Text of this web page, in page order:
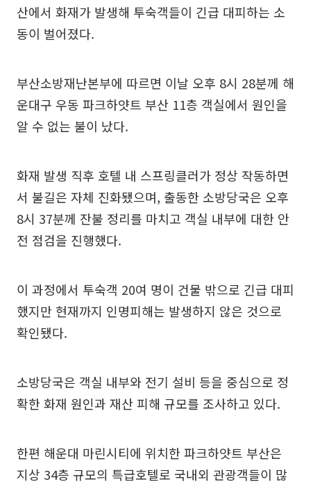
산에서 화재가 발생해 투숙객들이 긴급 대피하는 소
동이 벌어졌다.
부산소방재난본부에 따르면 이날 오후 8시 28분께 해
운대구 우동 파크하얏트 부산 11층 객실에서 원인을
알 수 없는 불이 났다.
화재 발생 직후 호텔 내 스프링클러가 정상 작동하면
서 불길은 자체 진화됐으며, 출동한 소방당국은 오후
8시 37분께 잔불 정리를 마치고 객실 내부에 대한 안
전 점검을 진행했다.
이 과정에서 투숙객 20여 명이 건물 밖으로 긴급 대피
했지만 현재까지 인명피해는 발생하지 않은 것으로
확인됐다.
소방당국은 객실 내부와 전기 설비 등을 중심으로 정
확한 화재 원인과 재산 피해 규모를 조사하고 있다.
한편 해운대 마린시티에 위치한 파크하얏트 부산은
지상 34층 규모의 특급호텔로 국내외 관광객들이 많